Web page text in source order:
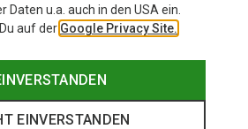
Daten u.a. auch in den USA ein.
auf der Google Privacy Site.
EINVERSTANDEN